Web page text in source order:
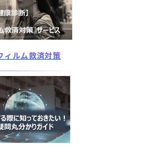
ィルム救済対策